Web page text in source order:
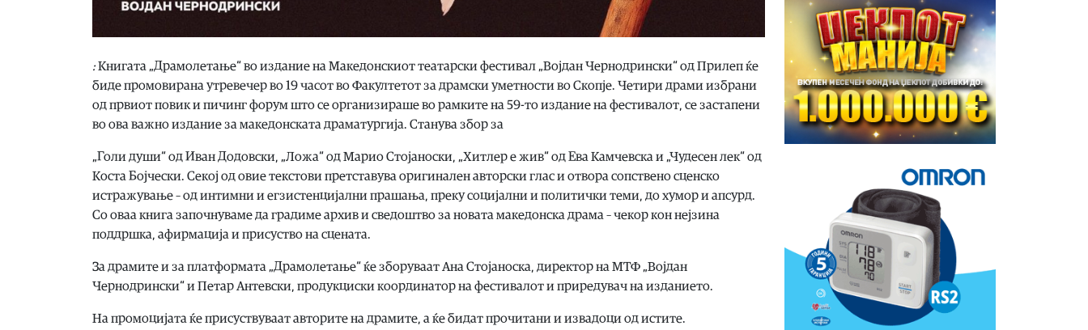
:Книгата „Драмолетање“ во издание на Македонскиот театарски фестивал „Војдан Чернодрински“ од Прилеп ќе
биде промовирана утревечер во 19 часот во Факултетот за драмски уметности во Скопје. Четири драми избрани
од првиот повик и пичинг форум што се организираше во рамките на 59-то издание на фестивалот, се застапени
во ова важно издание за македонската драматургија. Станува збор за
„Голи души“ од Иван Додовски, „Ложа“ од Марио Стојаноски, „Хитлер е жив“ од Ева Камчевска и „Чудесен лек“ од
Коста Бојчески. Секој од овие текстови претставува оригинален авторски глас и отвора сопствено сценско
истражување – од интимни и егзистенцијални прашања, преку социјални и политички теми, до хумор и апсурд.
Со оваа книга започнуваме да градиме архив и сведоштво за новата македонска драма – чекор кон нејзина
поддршка, афирмација и присуство на сцената.
За драмите и за платформата „Драмолетање“ ќе зборуваат Ана Стојаноска, директор на МТФ „Војдан
Чернодрински“ и Петар Антевски, продукциски координатор на фестивалот и приредувач на изданието.
На промоцијата ќе присуствуваат авторите на драмите, а ќе бидат прочитани и извадоци од истите.